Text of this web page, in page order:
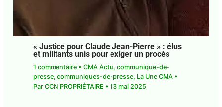
« Justice pour Claude Jean-Pierre » : élus
et militants unis pour exiger un procès
1 commentaire • CMA Actu, communique-de-
presse, communiques-de-presse, La Une CMA •
Par CCN PROPRIÉTAIRE • 13 mai 2025